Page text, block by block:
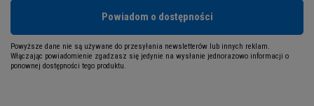
Powiadom o dostępności
Powyższe dane nie są używane do przesyłania newsletterów lub innych reklam.
Włączając powiadomienie zgadzasz się jedynie na wysłanie jednorazowo informacji o
ponownej dostępności tego produktu.